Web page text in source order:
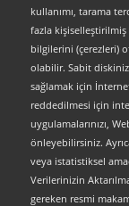
kullanımı, tarama
fazla kişiselleştirilmiş
bilgilerini (çerezleri)
olabilir. Sabit
sağlamak için
reddedilmesi için
uygulamalarınızı,
önleyebilirsiniz.
veya istatistiksel
Verilerinizin
gereken resmi